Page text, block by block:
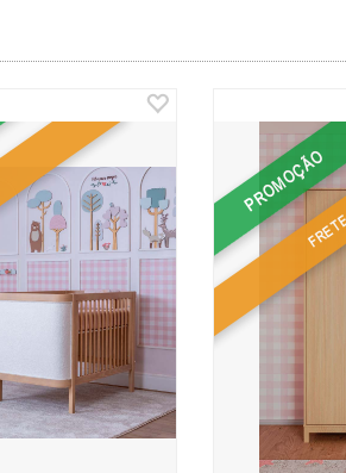
PROMOÇÃO